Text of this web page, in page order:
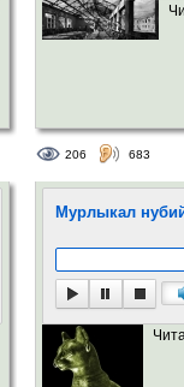
206 683
Мурлыкал